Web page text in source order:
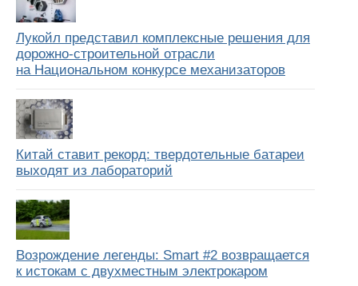
Лукойл представил комплексные решения для
дорожно-строительной отрасли
на Национальном конкурсе механизаторов
Китай ставит рекорд: твердотельные батареи
выходят из лабораторий
Возрождение легенды: Smart #2 возвращается
к истокам с двухместным электрокаром